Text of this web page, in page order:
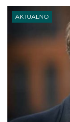
AKTUALNO